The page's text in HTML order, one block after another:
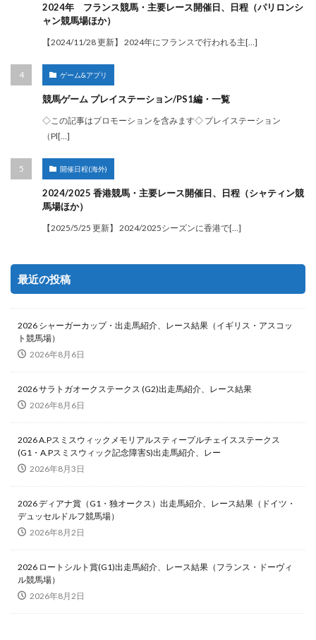
2024年 フランス競馬・主要レース開催日、日程（パリロンシ
ャン競馬場ほか）
【2024/11/28 更新】 2024年にフランスで行われる主[…]
ゲーム&アプリ
競馬ゲーム プレイステーション/PS1編・一覧
◇この記事はプロモーションを含みます◇ プレイステーション
（Pl[…]
開催日程(海外)
2024/2025 香港競馬・主要レース開催日、日程（シャティン競
馬場ほか）
【2025/5/25 更新】 2024/2025シーズンに香港で[…]
最近の投稿
2026 シャーガーカップ・出走馬紹介、レース結果（イギリス・アスコッ
ト競馬場）
2026年8月6日
2026 サラトガオークステークス (G2)出走馬紹介、レース結果
2026年8月6日
2026 A.Pスミスウィックメモリアルスティープルチェイスステークス
(G1・A.Pスミスウィック記念障害S)出走馬紹介、レー
2026年8月3日
2026 ディアナ賞（G1・独オークス）出走馬紹介、レース結果（ドイツ・
デュッセルドルフ競馬場）
2026年8月2日
2026 ロートシルト賞(G1)出走馬紹介、レース結果（フランス・ドーヴィ
ル競馬場）
2026年8月2日